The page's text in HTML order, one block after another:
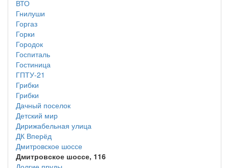
ВТО
Гнилуши
Горгаз
Горки
Городок
Госпиталь
Гостиница
ГПТУ-21
Грибки
Грибки
Дачный поселок
Детский мир
Дирижабельная улица
ДК Вперёд
Дмитровское шоссе
Дмитровское шоссе, 116